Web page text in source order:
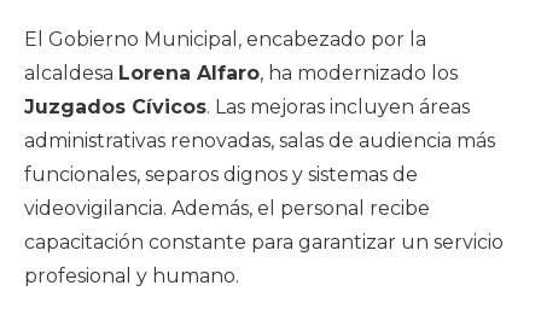
El Gobierno Municipal, encabezado por la
alcaldesa Lorena Alfaro, ha modernizado los
Juzgados Cívicos. Las mejoras incluyen áreas
administrativas renovadas, salas de audiencia más
funcionales, separos dignos y sistemas de
videovigilancia. Además, el personal recibe
capacitación constante para garantizar un servicio
profesional y humano.